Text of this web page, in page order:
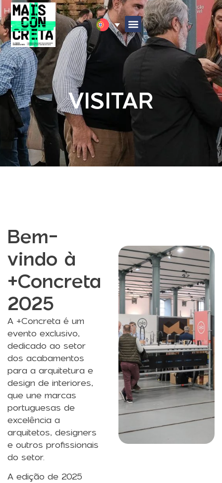
VISITAR
Bem-
vindo à
+Concreta
2025
A +Concreta é um
evento exclusivo,
dedicado ao setor
dos acabamentos
para a arquitetura e
design de interiores,
que une marcas
portuguesas de
excelência a
arquitetos, designers
e outros profissionais
do setor.
A edição de 2025